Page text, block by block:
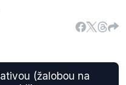
(žalobou na